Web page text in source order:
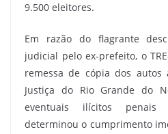
9.500 eleitores.
Em razão do flagrante
judicial pelo ex-prefeito, o
remessa de cópia dos autos
Justiça do Rio Grande do
eventuais ilícitos penais
determinou o cumprimento